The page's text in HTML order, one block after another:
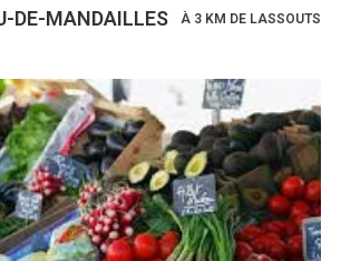
DE-MANDAILLES À 3 KM DE LASSOUTS